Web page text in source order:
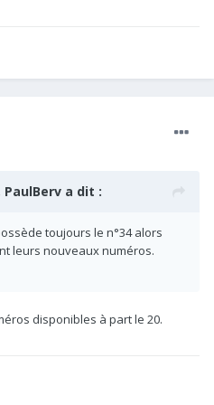
PaulBerv a dit :
toujours le n°34 alors
leurs nouveaux numéros.
disponibles à part le 20.